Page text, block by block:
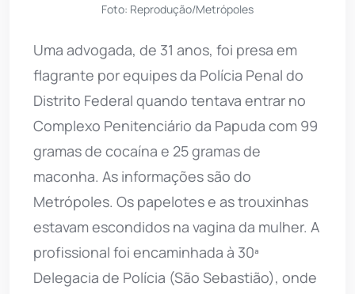
Foto: Reprodução/Metrópoles
Uma advogada, de 31 anos, foi presa em
flagrante por equipes da Polícia Penal do
Distrito Federal quando tentava entrar no
Complexo Penitenciário da Papuda com 99
gramas de cocaína e 25 gramas de
maconha. As informações são do
Metrópoles. Os papelotes e as trouxinhas
estavam escondidos na vagina da mulher. A
profissional foi encaminhada à 30ª
Delegacia de Polícia (São Sebastião), onde